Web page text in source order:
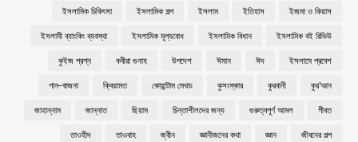
ইজমা ও কিয়াস
ইতিহাস
ইসলাম
ইসলামিক গল্প
ইসলামিক চিকিৎসা
ইসলামিক বই রিভিউ
ইসলামিক বিধান
ইসলামিক মূল্যবোধ
ইসলামী ব্যাংকিং ব্যবস্থা
ইসলামে প্রবেশ
ঈদ
ঈমান
উপদেশ
কবীরা গুনাহ
কুইজ প্রশ্ন
কুর'আন
কুরবানী
কুসংস্কার
কোয়ান্টাম মেথড
ক্বিয়ামত
গান-বাজনা
গীবত
গুরুত্বপূর্ণ আমল
চিন্তাশীলদের জন্য
ছিয়াম
জান্নাত
জাহান্নাম
জীবনের গল্প
জ্ঞান
জ্ঞানীজনের কথা
জ্বীন
তাওবাহ
তাওহীদ